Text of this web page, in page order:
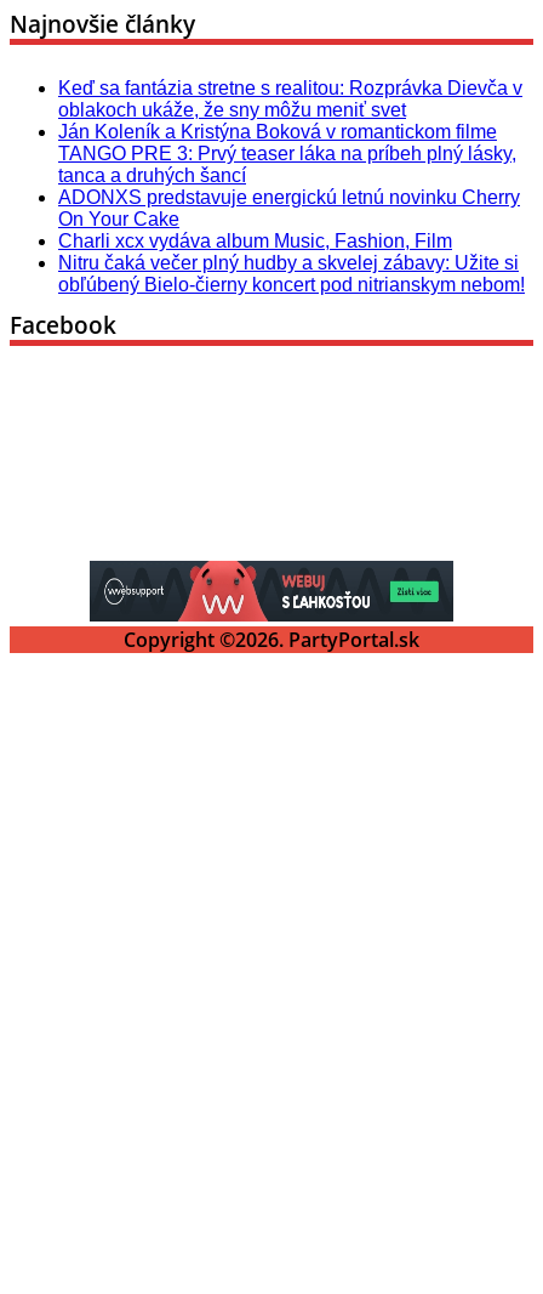
Najnovšie články
Keď sa fantázia stretne s realitou: Rozprávka Dievča v
oblakoch ukáže, že sny môžu meniť svet
Ján Koleník a Kristýna Boková v romantickom filme
TANGO PRE 3: Prvý teaser láka na príbeh plný lásky,
tanca a druhých šancí
ADONXS predstavuje energickú letnú novinku Cherry
On Your Cake
Charli xcx vydáva album Music, Fashion, Film
Nitru čaká večer plný hudby a skvelej zábavy: Užite si
obľúbený Bielo-čierny koncert pod nitrianskym nebom!
Facebook
Copyright ©2026. PartyPortal.sk